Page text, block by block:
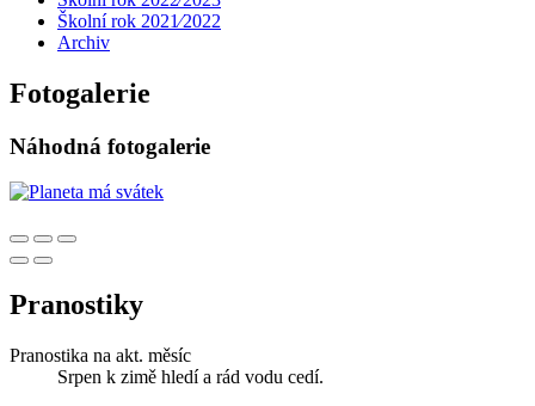
Školní rok 2021⁄2022
Archiv
Fotogalerie
Náhodná fotogalerie
Pranostiky
Pranostika na akt. měsíc
Srpen k zimě hledí a rád vodu cedí.